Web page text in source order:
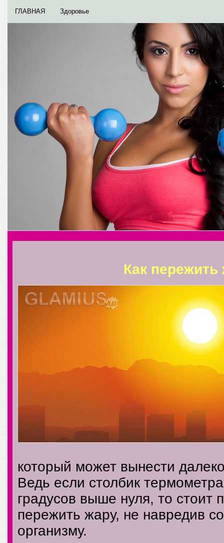
ГЛАВНАЯ Здоровье
Как пережить
который может вынести
Ведь если столбик
градусов выше нуля, то стоит
пережить жару, не навредив
организму.